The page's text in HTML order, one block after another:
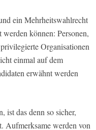
ein Mehrheitswahlrecht
können: Personen,
Organisationen
einmal auf dem
erwähnt werden
ist das denn so sicher,
Aufmerksame werden von